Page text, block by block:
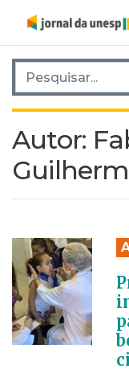
Pesquisar por:
Autor: